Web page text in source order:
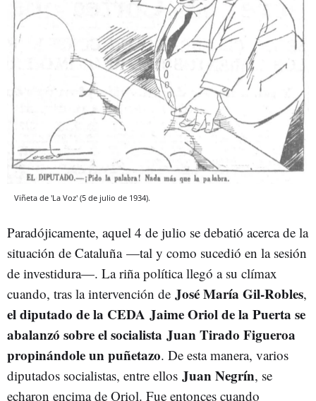
Viñeta de 'La Voz' (5 de julio de 1934).
Paradójicamente, aquel 4 de julio se debatió acerca de la
situación de Cataluña —tal y como sucedió en la sesión
de investidura—. La riña política llegó a su clímax
cuando, tras la intervención de José María Gil-Robles,
el diputado de la CEDA Jaime Oriol de la Puerta se
abalanzó sobre el socialista Juan Tirado Figueroa
propinándole un puñetazo. De esta manera, varios
diputados socialistas, entre ellos Juan Negrín, se
echaron encima de Oriol. Fue entonces cuando